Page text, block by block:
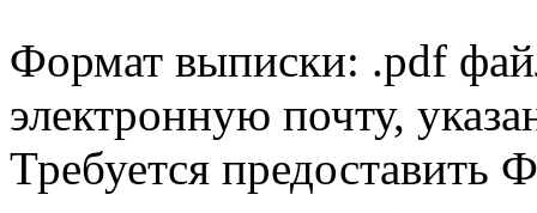
Формат выписки: .pdf
электронную почту,
Требуется